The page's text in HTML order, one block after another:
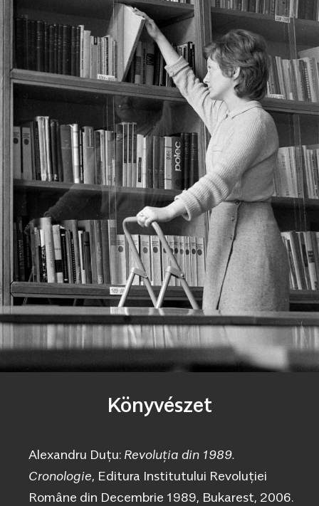
Könyvészet
Alexandru Duțu: Revoluția din 1989.
Cronologie, Editura Institutului Revoluției
Române din Decembrie 1989, Bukarest, 2006.